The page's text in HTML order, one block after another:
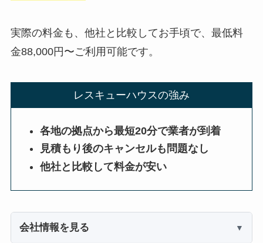
実際の料金も、他社と比較してお手頃で、最低料
金88,000円〜ご利用可能です。
レスキューハウスの強み
各地の拠点から最短20分で業者が到着
見積もり後のキャンセルも問題なし
他社と比較して料金が安い
会社情報を見る